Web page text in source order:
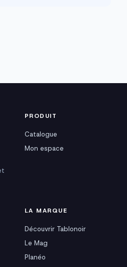
PRODUIT
Catalogue
Mon espace
LA MARQUE
Découvrir Tablonoir
Le Mag
Planéo